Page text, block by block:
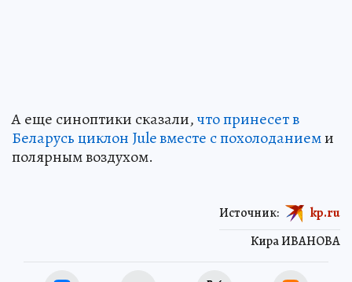
А еще синоптики сказали,что принесет в
Беларусь циклон Jule вместе с похолоданиеми
полярным воздухом.
Кира ИВАНОВА
Источник: kp.ru